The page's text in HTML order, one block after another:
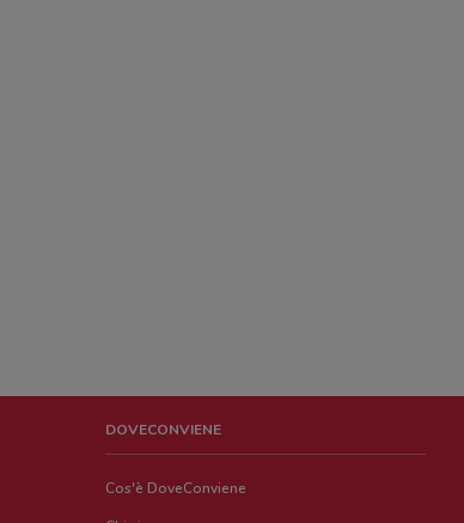
DOVECONVIENE
Cos'è DoveConviene